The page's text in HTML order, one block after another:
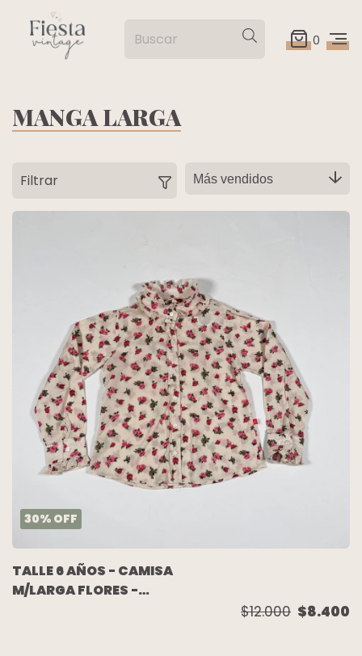
0
MANGA LARGA
Filtrar
30% OFF
TALLE 6 AÑOS - CAMISA
M/LARGA FLORES -
$12.000 $8.400